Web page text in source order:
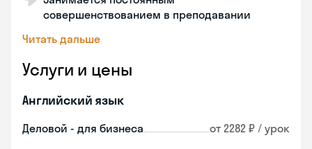
совершенствованием в преподавании
Читать дальше
Услуги и цены
Английский язык
Деловой - для бизнеса от 2282 ₽ / урок